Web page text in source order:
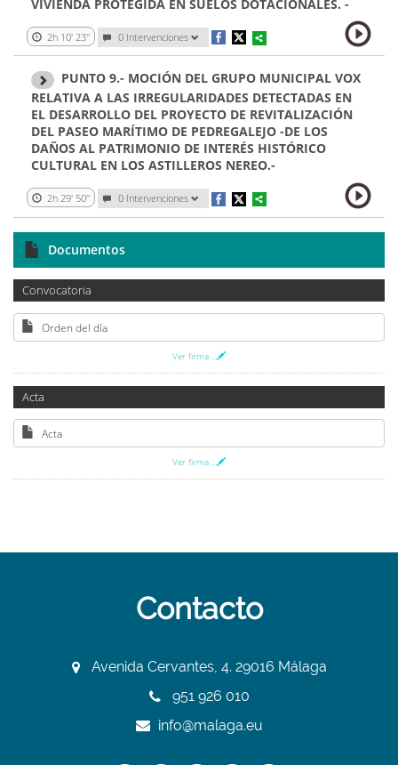
VIVIENDA PROTEGIDA EN SUELOS DOTACIONALES. -
2h 10' 23'' 0 Intervenciones
PUNTO 9.- MOCIÓN DEL GRUPO MUNICIPAL VOX
RELATIVA A LAS IRREGULARIDADES DETECTADAS EN
EL DESARROLLO DEL PROYECTO DE REVITALIZACIÓN
DEL PASEO MARÍTIMO DE PEDREGALEJO -DE LOS
DAÑOS AL PATRIMONIO DE INTERÉS HISTÓRICO
CULTURAL EN LOS ASTILLEROS NEREO.-
2h 29' 50'' 0 Intervenciones
Documentos
Convocatoria
Orden del día
Ver firma ...
Acta
Acta
Ver firma ...
Contacto
Avenida Cervantes, 4. 29016 Málaga
951 926 010
info@malaga.eu